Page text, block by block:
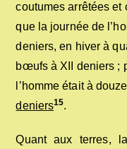
coutumes arrêtées et
que la journée de
deniers, en hiver à
bœufs à XII deniers ;
l’homme était à
deniers15.
Quant aux terres,